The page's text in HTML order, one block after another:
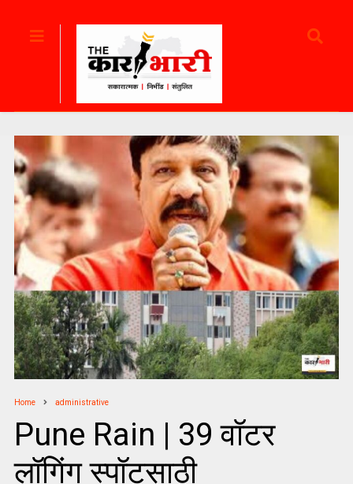
Home administrative
Pune Rain | 39 वॉटर
लॉगिंग स्पॉटसाठी